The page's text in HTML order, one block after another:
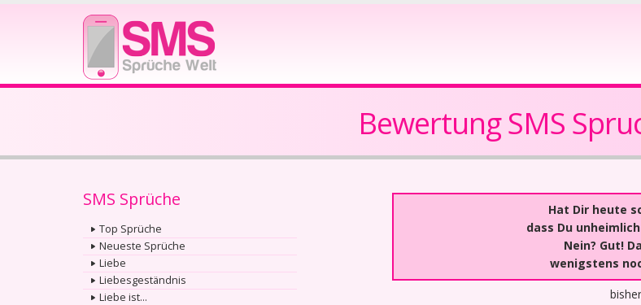
Bewertung SMS
SMS Sprüche
Top Sprüche
Neueste Sprüche
Liebe
Liebesgeständnis
Liebe ist...
Hat Dir heute
dass Du
Nein? Gut!
wenigstens